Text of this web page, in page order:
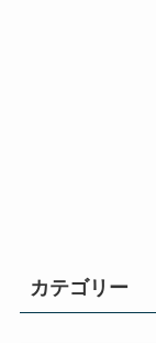
カテゴリー